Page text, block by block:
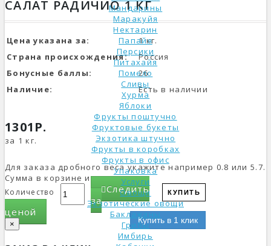
Мандарины
Маракуйя
Нектарин
Папайя
Персики
Питахайя
Помело
Сливы
Хурма
Яблоки
Фрукты поштучно
Фруктовые букеты
Экзотика штучно
Фрукты в коробках
Фрукты в офис
Упаковка
Услуги
Овощи
Экзотические овощи
Баклажаны
Грибы
Имбирь
САЛАТ РАДИЧИО 1 КГ
Цена указана за:
1 кг.
Страна происхождения:
Россия
Бонусные баллы:
26
Наличие:
Есть в наличии
1301Р.
за 1 кг.
Для заказа дробного веса укажите например 0.8 или 5.7.
Сумма в корзине изменится.
Количество КУПИТЬ
Купить в 1 клик
Следить
за
ценой
×